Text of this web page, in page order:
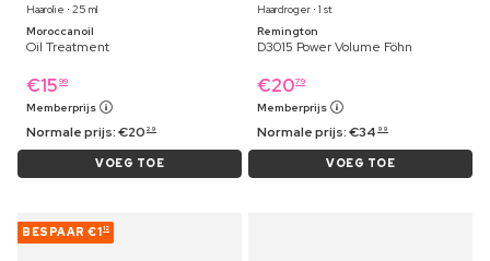
Haarolie ⋅ 25 ml
Moroccanoil
Oil Treatment
€15 99
Memberprijs
Normale prijs:€20 29
VOEG TOE
Haardroger ⋅ 1 st
Remington
D3015 Power Volume Föhn
€2079
Memberprijs
Normale prijs:€34 99
VOEG TOE
BESPAAR €112